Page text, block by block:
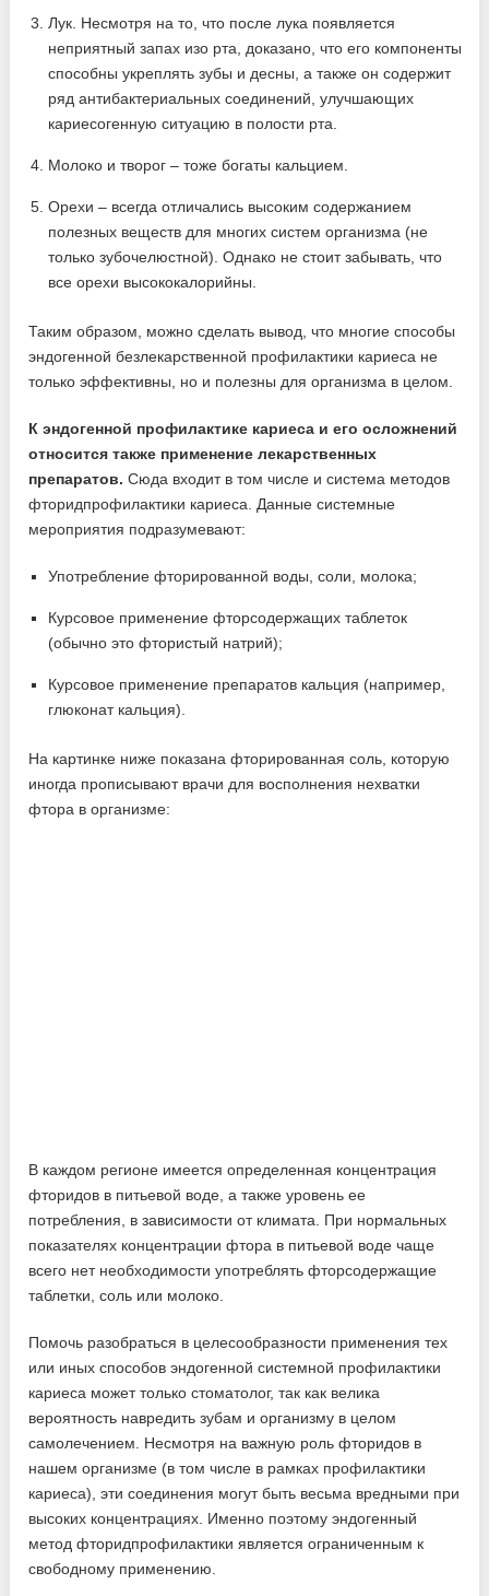
Лук. Несмотря на то, что после лука появляется
неприятный запах изо рта, доказано, что его компоненты
способны укреплять зубы и десны, а также он содержит
ряд антибактериальных соединений, улучшающих
кариесогенную ситуацию в полости рта.
Молоко и творог – тоже богаты кальцием.
Орехи – всегда отличались высоким содержанием
полезных веществ для многих систем организма (не
только зубочелюстной). Однако не стоит забывать, что
все орехи высококалорийны.
Таким образом, можно сделать вывод, что многие способы
эндогенной безлекарственной профилактики кариеса не
только эффективны, но и полезны для организма в целом.
К эндогенной профилактике кариеса и его осложнений
относится также применение лекарственных
препаратов. Сюда входит в том числе и система методов
фторидпрофилактики кариеса. Данные системные
мероприятия подразумевают:
Употребление фторированной воды, соли, молока;
Курсовое применение фторсодержащих таблеток
(обычно это фтористый натрий);
Курсовое применение препаратов кальция (например,
глюконат кальция).
На картинке ниже показана фторированная соль, которую
иногда прописывают врачи для восполнения нехватки
фтора в организме:
В каждом регионе имеется определенная концентрация
фторидов в питьевой воде, а также уровень ее
потребления, в зависимости от климата. При нормальных
показателях концентрации фтора в питьевой воде чаще
всего нет необходимости употреблять фторсодержащие
таблетки, соль или молоко.
Помочь разобраться в целесообразности применения тех
или иных способов эндогенной системной профилактики
кариеса может только стоматолог, так как велика
вероятность навредить зубам и организму в целом
самолечением. Несмотря на важную роль фторидов в
нашем организме (в том числе в рамках профилактики
кариеса), эти соединения могут быть весьма вредными при
высоких концентрациях. Именно поэтому эндогенный
метод фторидпрофилактики является ограниченным к
свободному применению.